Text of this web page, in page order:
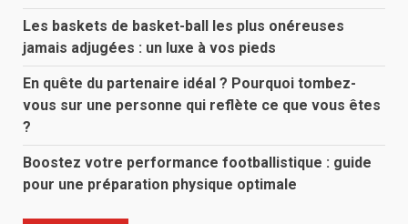
Les baskets de basket-ball les plus onéreuses
jamais adjugées : un luxe à vos pieds
En quête du partenaire idéal ? Pourquoi tombez-
vous sur une personne qui reflète ce que vous êtes
?
Boostez votre performance footballistique : guide
pour une préparation physique optimale